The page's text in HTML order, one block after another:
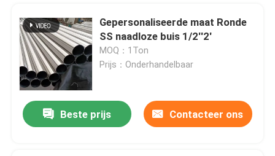
Gepersonaliseerde maat Ronde
SS naadloze buis 1/2''2'
MOQ：1Ton
Prijs：Onderhandelbaar
Beste prijs Contacteer ons